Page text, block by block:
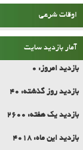
اوقات شرعی
آمار بازدید سایت
بازدید امروز: 0
بازدید روز گذشته: 40
بازدید یک هفته: 2600
بازدید این ماه: 4018